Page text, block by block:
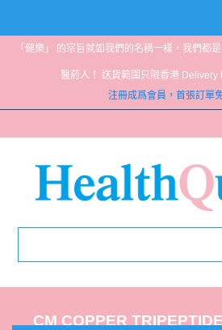
「健樂」 的宗旨就如我們的名稱一樣，我們都
醫葯人！ 送貨範圍只限香港 Delivery
注冊成爲會員，首張訂單
CM COPPER